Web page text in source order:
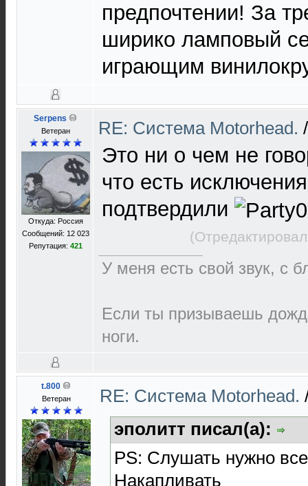
предпочтении! За
ширико ламповый
играющим
Serpens
Ветеран
Откуда: Россия
Сообщений: 12 023
Репутация: 421
RE: Cистема Motorhead.
Это ни о чем не
что есть
подтвердили
У меня есть свой звук, с
Если ты призываешь
ноги.
t.800
Ветеран RE: Cистема Motorhead.
эполитт писал(а):
PS: Слушать нужно
Накапливать